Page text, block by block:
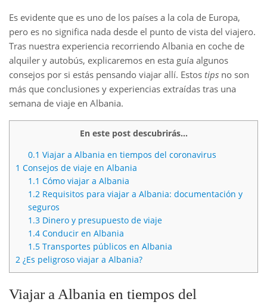
Es evidente que es uno de los países a la cola de Europa,
pero es no significa nada desde el punto de vista del viajero.
Tras nuestra experiencia recorriendo Albania en coche de
alquiler y autobús, explicaremos en esta guía algunos
consejos por si estás pensando viajar allí. Estos tips no son
más que conclusiones y experiencias extraídas tras una
semana de viaje en Albania.
En este post descubrirás...
0.1 Viajar a Albania en tiempos del coronavirus
1 Consejos de viaje en Albania
1.1 Cómo viajar a Albania
1.2 Requisitos para viajar a Albania: documentación y
seguros
1.3 Dinero y presupuesto de viaje
1.4 Conducir en Albania
1.5 Transportes públicos en Albania
2 ¿Es peligroso viajar a Albania?
Viajar a Albania en tiempos del